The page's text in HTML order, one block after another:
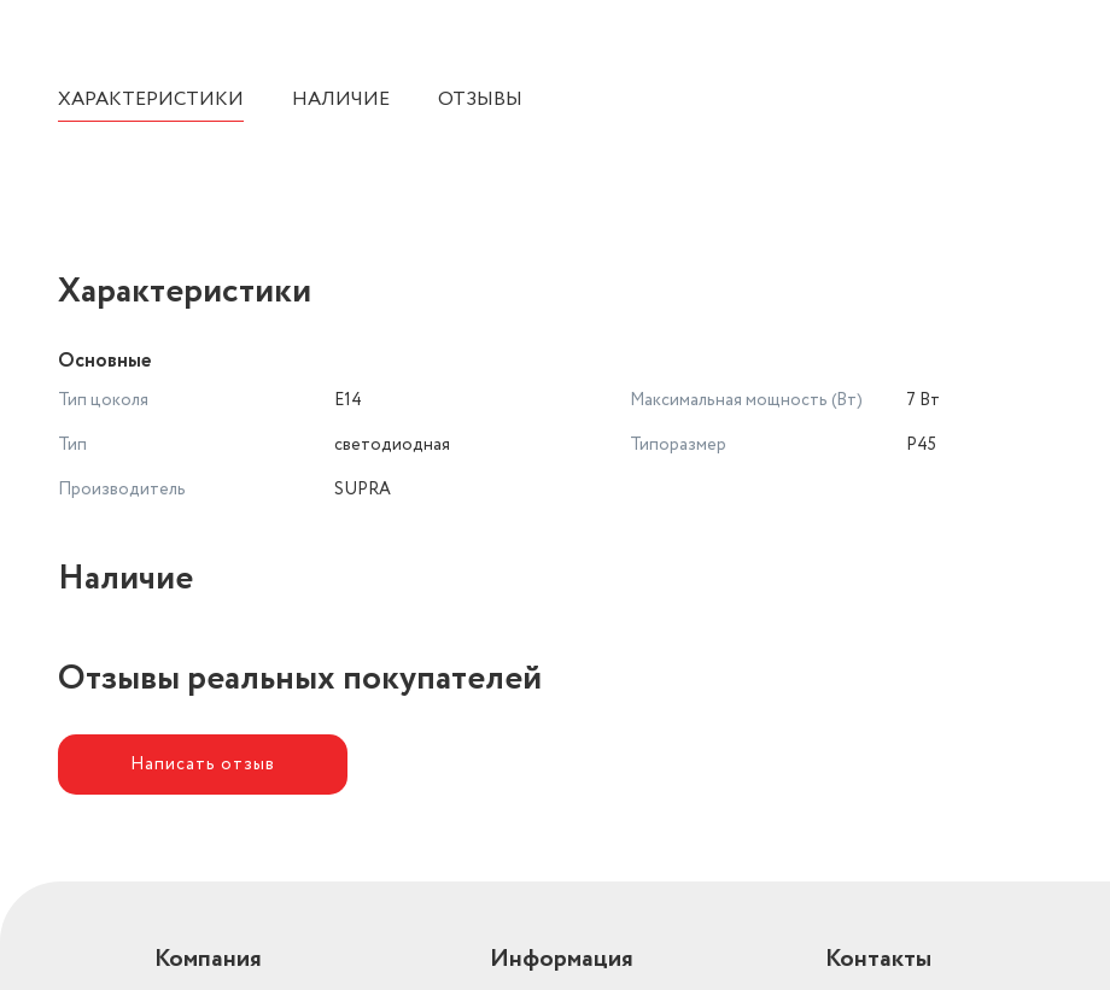
ХАРАКТЕРИСТИКИ НАЛИЧИЕ ОТЗЫВЫ
Характеристики
Основные
Тип цоколя
E14
Тип
светодиодная
Производитель
SUPRA
Максимальная мощность (Вт)
7 Вт
Типоразмер
P45
Наличие
Отзывы реальных покупателей
Написать отзыв
Компания Информация Контакты